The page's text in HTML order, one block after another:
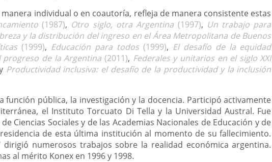
individual o en coautoría, refleja de manera consistente estas
(1987), Otro siglo, otra Argentina (1997), Un trabajo para
y la distribución del ingreso en el Área Metropolitana de Buenos
(1999), Educación para todos(1999), El desafío de la equidad
progreso de la Argentina (2011), Federales y unitarios en el siglo XXI
Productividad inclusiva: el desafío de la productividad y la inclusión
pública, la investigación y la docencia. Participó activamente
el Instituto Torcuato Di Tella y la Universidad Austral. Fue
Ciencias Sociales y de las Academias Nacionales de Educación y de
de esta última institución al momento de su fallecimiento.
dirigió numerosos trabajos sobre la realidad económica argentina.
al mérito Konex en 1996 y 1998.